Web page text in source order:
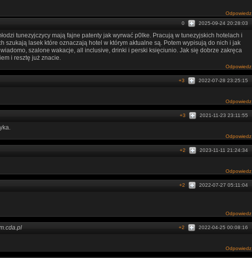
Odpowiedz
2025-09-24 20:28:03
0
tunezyjczycy mają fajne patenty jak wyrwać p0lke. Pracują w tunezyjskich hotelach i
szukają lasek które oznaczają hotel w którym aktualne są. Potem wypisują do nich i jak
szalone wakacje, all inclusive, drinki i perski księciunio. Jak się dobrze zakręca
i resztę już znacie.
Odpowiedz
2022-07-28 23:25:15
+3
Odpowiedz
2021-11-23 23:11:55
+3
Odpowiedz
2023-11-11 21:24:34
+2
Odpowiedz
2022-07-27 05:11:04
+2
Odpowiedz
2022-04-25 00:08:16
+2
Odpowiedz